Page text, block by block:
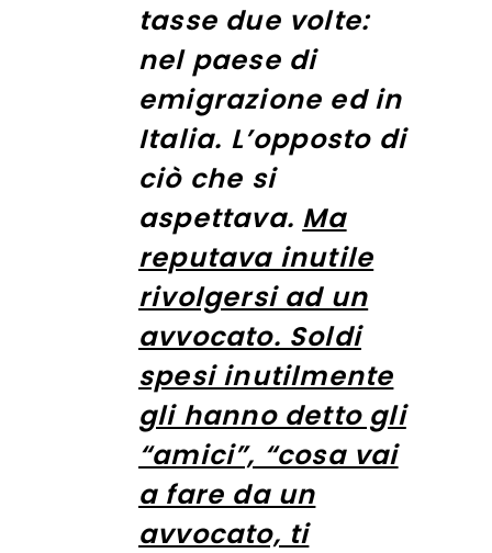
tasse due volte:
nel paese di
emigrazione ed in
Italia. L’opposto di
ciò che si
aspettava. Ma
reputava inutile
rivolgersi ad un
avvocato. Soldi
spesi inutilmente
gli hanno detto gli
“amici”, “cosa vai
a fare da un
avvocato, ti